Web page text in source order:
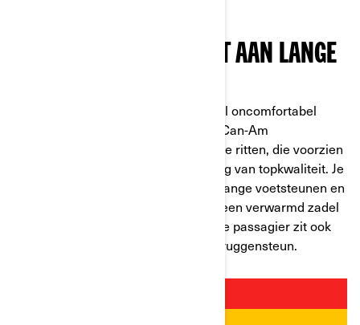
UITRUSTING AANGEPAST AAN LANGE
In tegenstelling tot 2-wielers, die snel oncomfortabel
kunnen worden, zijn voertuigen van Can-Am
comfortabele motorfietsen voor lange ritten, die voorzien
zijn van perfect aangepaste uitrusting van topkwaliteit. Je
kunt genieten van een groter zadel, lange voetsteunen en
ook van een verwarmd zadel
met aanpasbaar geheugenschuim. Je passagier zit ook
gemakkelijk dankzij de ingebouwde ruggensteun.